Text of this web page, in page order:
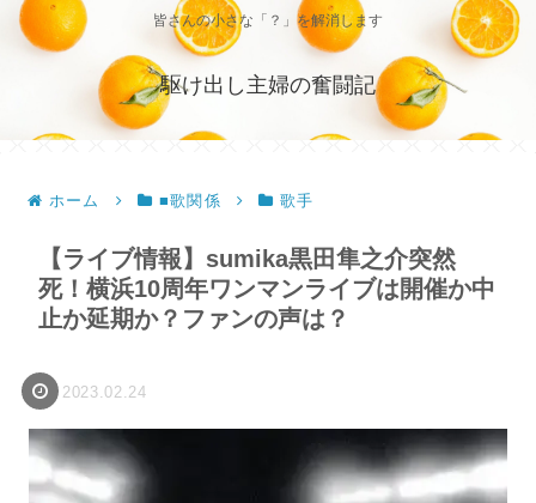
皆さんの小さな「？」を解消します
駆け出し主婦の奮闘記
ホーム ■歌関係 歌手
【ライブ情報】sumika黒田隼之介突然
死！横浜10周年ワンマンライブは開催か中
止か延期か？ファンの声は？
2023.02.24